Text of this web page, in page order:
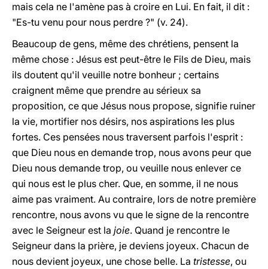
mais cela ne l'amène pas à croire en Lui. En fait, il dit :
"Es-tu venu pour nous perdre ?" (v. 24).
Beaucoup de gens, même des chrétiens, pensent la
même chose : Jésus est peut-être le Fils de Dieu, mais
ils doutent qu'il veuille notre bonheur ; certains
craignent même que prendre au sérieux sa
proposition, ce que Jésus nous propose, signifie ruiner
la vie, mortifier nos désirs, nos aspirations les plus
fortes. Ces pensées nous traversent parfois l'esprit :
que Dieu nous en demande trop, nous avons peur que
Dieu nous demande trop, ou veuille nous enlever ce
qui nous est le plus cher. Que, en somme, il ne nous
aime pas vraiment. Au contraire, lors de notre première
rencontre, nous avons vu que le signe de la rencontre
avec le Seigneur est la joie. Quand je rencontre le
Seigneur dans la prière, je deviens joyeux. Chacun de
nous devient joyeux, une chose belle. La tristesse, ou